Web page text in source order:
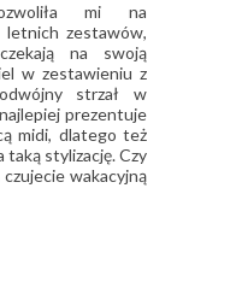
mi na
letnich zestawów,
na swoją
w zestawieniu z
strzał w
prezentuje
midi, dlatego też
taką stylizację. Czy
wakacyjną